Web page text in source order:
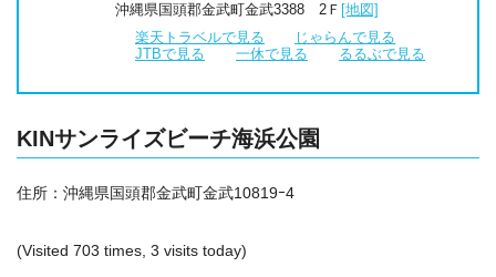
沖縄県国頭郡金武町金武3388 2Ｆ [地図]
楽天トラベルで見る
じゃらんで見る
JTBで見る
一休で見る るるぶで見る
KINサンライズビーチ海浜公園
住所：沖縄県国頭郡金武町金武10819ｰ4
(Visited 703 times, 3 visits today)